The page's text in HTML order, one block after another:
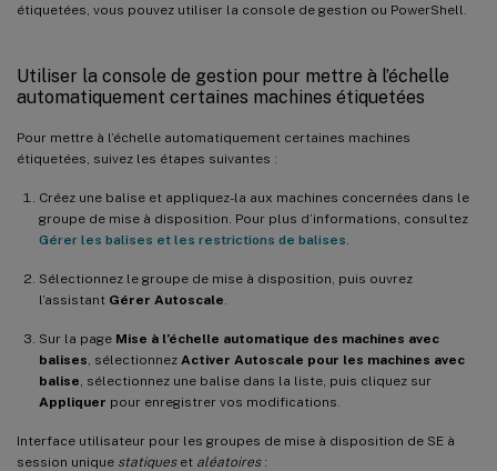
étiquetées, vous pouvez utiliser la console de gestion ou PowerShell.
Utiliser la console de gestion pour mettre à l’échelle
automatiquement certaines machines étiquetées
Pour mettre à l’échelle automatiquement certaines machines
étiquetées, suivez les étapes suivantes :
Créez une balise et appliquez-la aux machines concernées dans le
groupe de mise à disposition. Pour plus d’informations, consultez
Gérer les balises et les restrictions de balises
Sélectionnez le groupe de mise à disposition, puis ouvrez
l’assistant Gérer Autoscale
Sur la page Mise à l’échelle automatique des machines avec
balises , sélectionnez Activer Autoscale pour les machines avec
balise , sélectionnez une balise dans la liste, puis cliquez sur
Appliquer pour enregistrer vos modifications.
Interface utilisateur pour les groupes de mise à disposition de SE à
session unique statiqueset aléatoires: